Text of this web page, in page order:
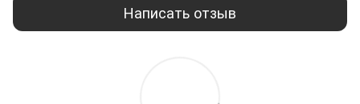
Написать отзыв